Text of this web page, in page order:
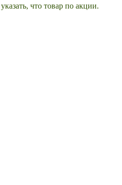
что товар по акции.